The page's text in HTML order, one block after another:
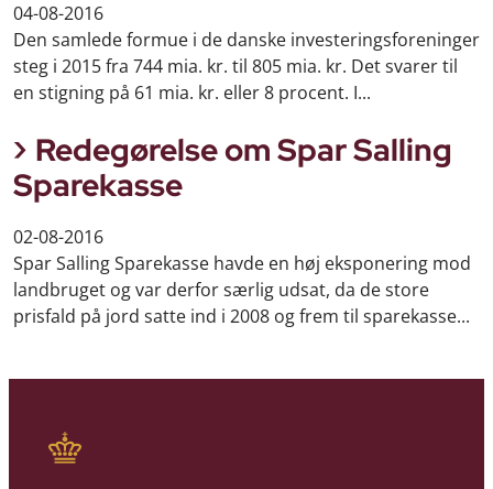
04-08-2016
Den samlede formue i de danske investeringsforeninger
steg i 2015 fra 744 mia. kr. til 805 mia. kr. Det svarer til
en stigning på 61 mia. kr. eller 8 procent. I...
Redegørelse om Spar Salling
Sparekasse
02-08-2016
Spar Salling Sparekasse havde en høj eksponering mod
landbruget og var derfor særlig udsat, da de store
prisfald på jord satte ind i 2008 og frem til sparekasse...